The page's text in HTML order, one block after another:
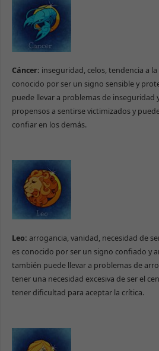
Cáncer: inseguridad, celos, tendencia a
conocido por ser un signo sensible y
puede llevar a problemas de inseguridad
propensos a sentirse victimizados y
confiar en los demás.
Leo: arrogancia, vanidad, necesidad de
es conocido por ser un signo confiado y
también puede llevar a problemas de
tener una necesidad excesiva de ser el
tener dificultad para aceptar la crítica.